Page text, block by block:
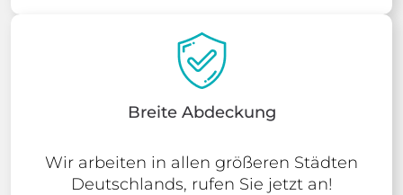
Breite Abdeckung
Wir arbeiten in allen größeren Städten
Deutschlands, rufen Sie jetzt an!